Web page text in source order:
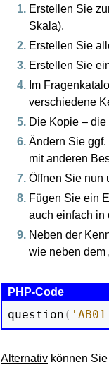
Erstellen Sie
Skala).
Erstellen Sie
Erstellen Sie
Im
verschiedene
Die Kopie –
Ändern Sie
mit anderen
Öffnen Sie nun
Fügen Sie ein
auch einfach in
Neben der
wie neben dem
question (
Alternativ können